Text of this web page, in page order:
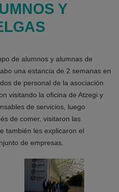
Y
de alumnos y alumnas de
una estancia de 2 semanas en
de personal de la asociación
visitando la oficina de Atzegi y
de servicios, luego
de comer, visitaron las
también les explicaron el
de empresas.